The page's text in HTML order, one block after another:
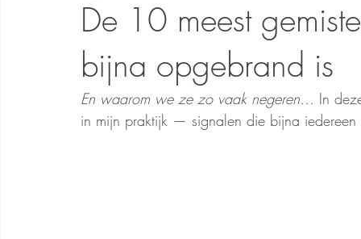
De 10 meest
bijna opgebrand is
En waarom we ze zo vaak negeren… In
in mijn praktijk — signalen die bijna iedereen